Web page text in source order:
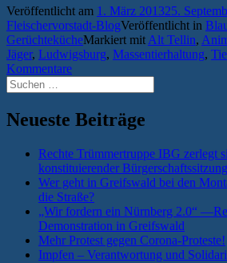
Veröffentlicht am 1. März 201325.
Fleischervorstadt-BlogVeröffentlicht in
GerüchtekücheMarkiert mitAlt Tellin,
Jäger, Ludwigsburg, Massentierhaltung,
Kommentare
Suchen
nach:
Neueste Beiträge
Rechte Trümmertruppe IBG zerlegt
konstituierender Bürgerschaftssitzung
Wer geht in Greifswald bei den
die Straße?
„Wir fordern ein Nürnberg 2.0“
Demonstration in Greifswald
Mehr Protest gegen Corona-Proteste!
Impfen – Verantwortung und